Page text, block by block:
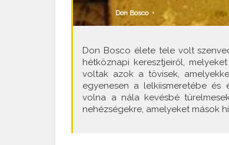
Don Bosco•
Don Bosco élete tele volt
hétköznapi keresztjeiről,
voltak azok a tövisek,
egyenesen a lelkiismeretébe és
volna a nála kevésbé
nehézségekre, amelyeket mások